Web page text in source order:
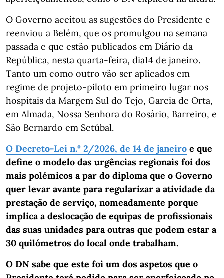
O Governo aceitou as sugestões do Presidente e
reenviou a Belém, que os promulgou na semana
passada e que estão publicados em Diário da
República, nesta quarta-feira, dia14 de janeiro.
Tanto um como outro vão ser aplicados em
regime de projeto-piloto em primeiro lugar nos
hospitais da Margem Sul do Tejo, Garcia de Orta,
em Almada, Nossa Senhora do Rosário, Barreiro, e
São Bernardo em Setúbal.
O Decreto-Lei n.º 2/2026, de 14 de janeiro e que
define o modelo das urgências regionais foi dos
mais polémicos a par do diploma que o Governo
quer levar avante para regularizar a atividade da
prestação de serviço, nomeadamente porque
implica a deslocação de equipas de profissionais
das suas unidades para outras que podem estar a
30 quilómetros do local onde trabalham.
O DN sabe que este foi um dos aspetos que o